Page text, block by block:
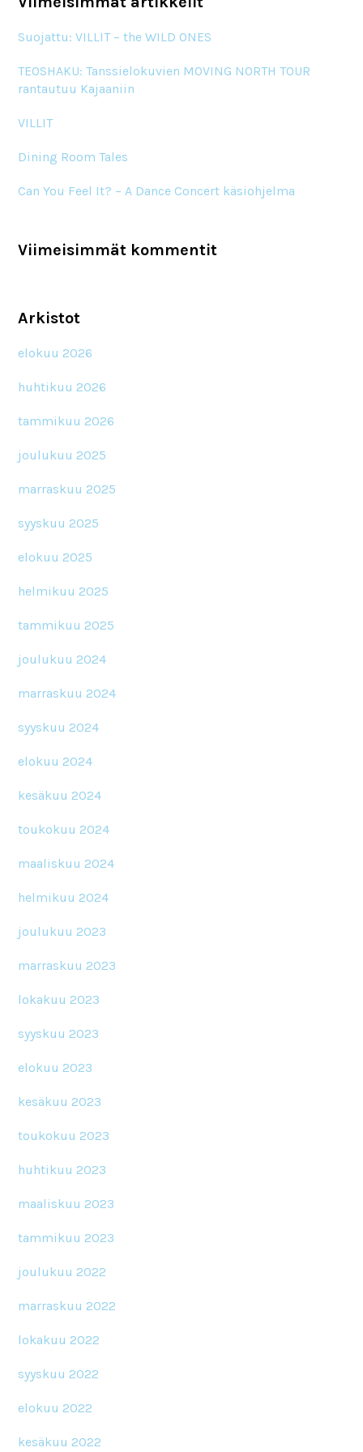
Suojattu: VILLIT – the WILD ONES
TEOSHAKU: Tanssielokuvien MOVING NORTH TOUR
rantautuu Kajaaniin
VILLIT
Dining Room Tales
Can You Feel It? – A Dance Concert käsiohjelma
Viimeisimmät kommentit
Arkistot
elokuu 2026
huhtikuu 2026
tammikuu 2026
joulukuu 2025
marraskuu 2025
syyskuu 2025
elokuu 2025
helmikuu 2025
tammikuu 2025
joulukuu 2024
marraskuu 2024
syyskuu 2024
elokuu 2024
kesäkuu 2024
toukokuu 2024
maaliskuu 2024
helmikuu 2024
joulukuu 2023
marraskuu 2023
lokakuu 2023
syyskuu 2023
elokuu 2023
kesäkuu 2023
toukokuu 2023
huhtikuu 2023
maaliskuu 2023
tammikuu 2023
joulukuu 2022
marraskuu 2022
lokakuu 2022
syyskuu 2022
elokuu 2022
kesäkuu 2022